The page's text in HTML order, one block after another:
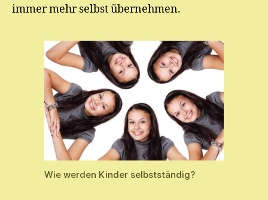
el
immer mehr selbst übernehmen.
Wie werden Kinder selbstständig?